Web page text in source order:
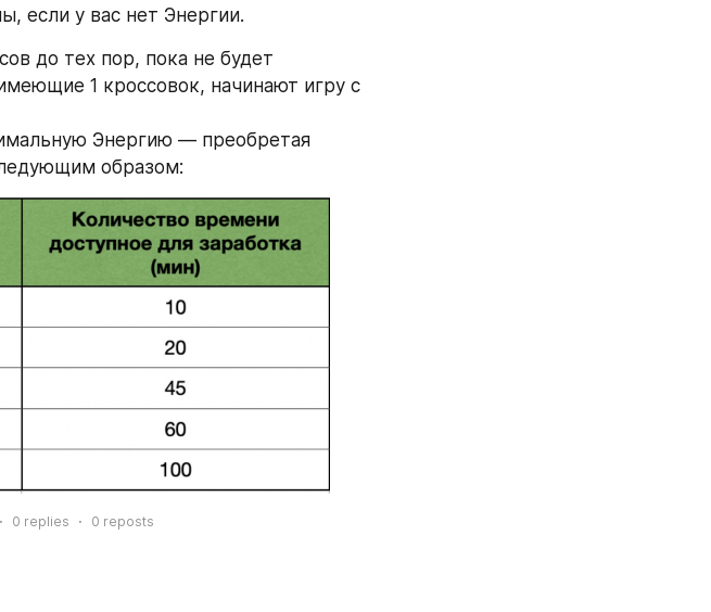
если у вас нет Энергии.
до тех пор, пока не будет
1 кроссовок, начинают игру с
Энергию — преобретая
образом:
0 replies 0 reposts